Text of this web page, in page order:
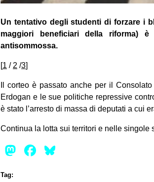
Un tentativo degli studenti di forzare i
maggiori beneficiari della riforma)
antisommossa.
[1 / 2 /3]
Il corteo è passato anche per il
Erdogan e le sue politiche repressive
è stato l’arresto di massa di deputati a cui
Continua la lotta sui territori e nelle singole
Mastodon
Facebook
Tag: